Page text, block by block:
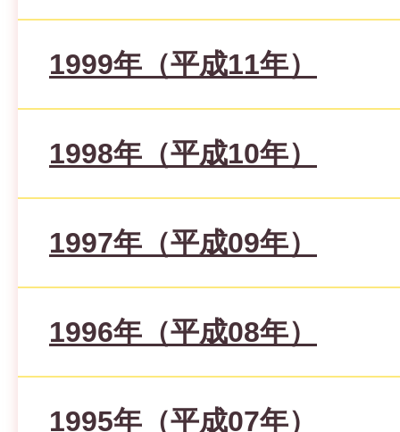
1999年（平成11年）
1998年（平成10年）
1997年（平成09年）
1996年（平成08年）
1995年（平成07年）